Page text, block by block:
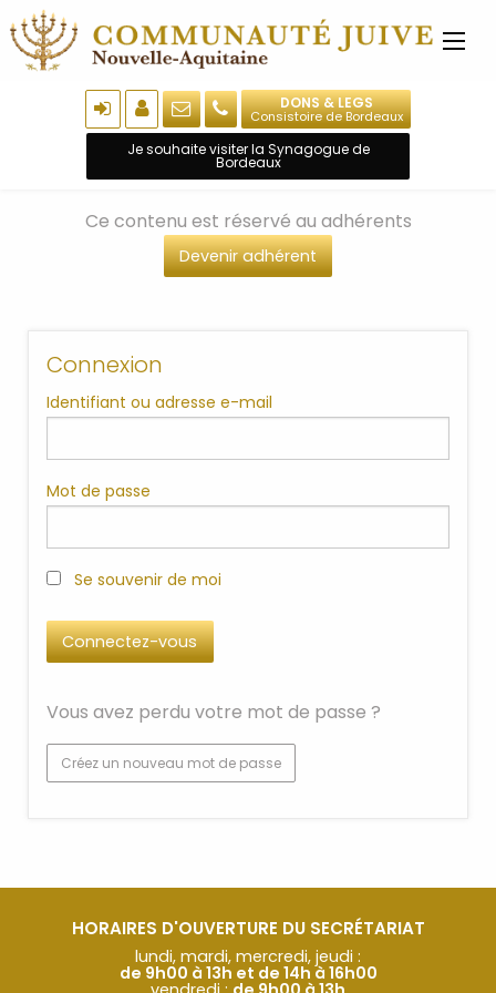
DONS & LEGS
Consistoire de Bordeaux
Je souhaite visiter la Synagogue de
Bordeaux
Ce contenu est réservé au adhérents
Devenir adhérent
Connexion
Identifiant ou adresse e-mail
Mot de passe
Se souvenir de moi
Vous avez perdu votre mot de passe ?
Créez un nouveau mot de passe
HORAIRES D'OUVERTURE DU SECRÉTARIAT
lundi, mardi, mercredi, jeudi :
de 9h00 à 13h et de 14h à 16h00